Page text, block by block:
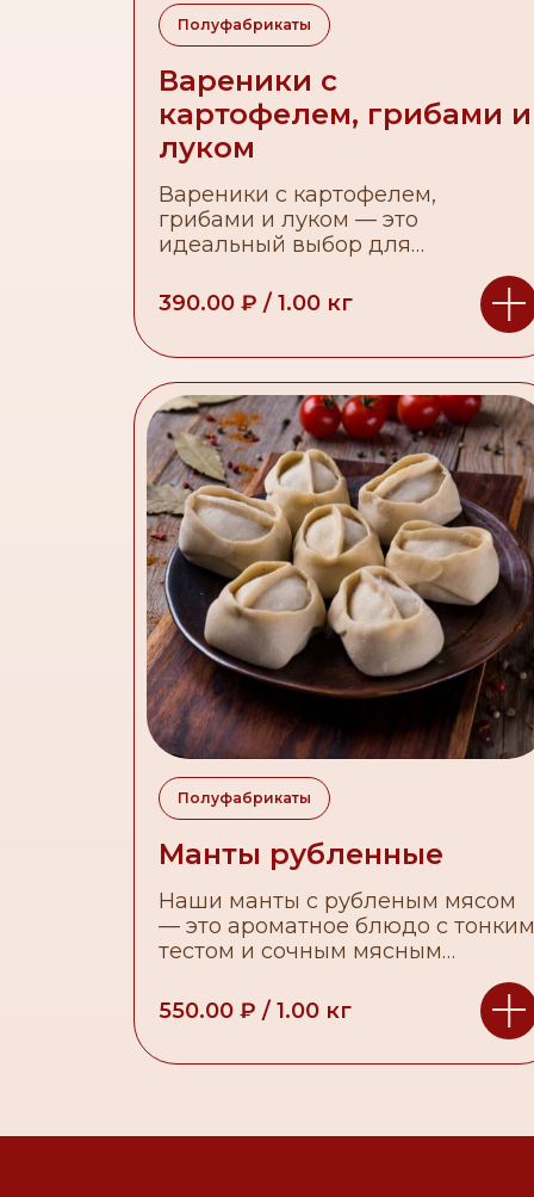
Полуфабрикаты
Вареники с
картофелем, грибами и
луком
Вареники с картофелем,
грибами и луком — это
идеальный выбор для
любителей грибного аромата и
насыщенного вкуса.
390.00 ₽ / 1.00 кг
Полуфабрикаты
Манты рубленные
Наши манты с рубленым мясом
— это ароматное блюдо с тонким
тестом и сочным мясным
классическому рецепту.
550.00 ₽ / 1.00 кг